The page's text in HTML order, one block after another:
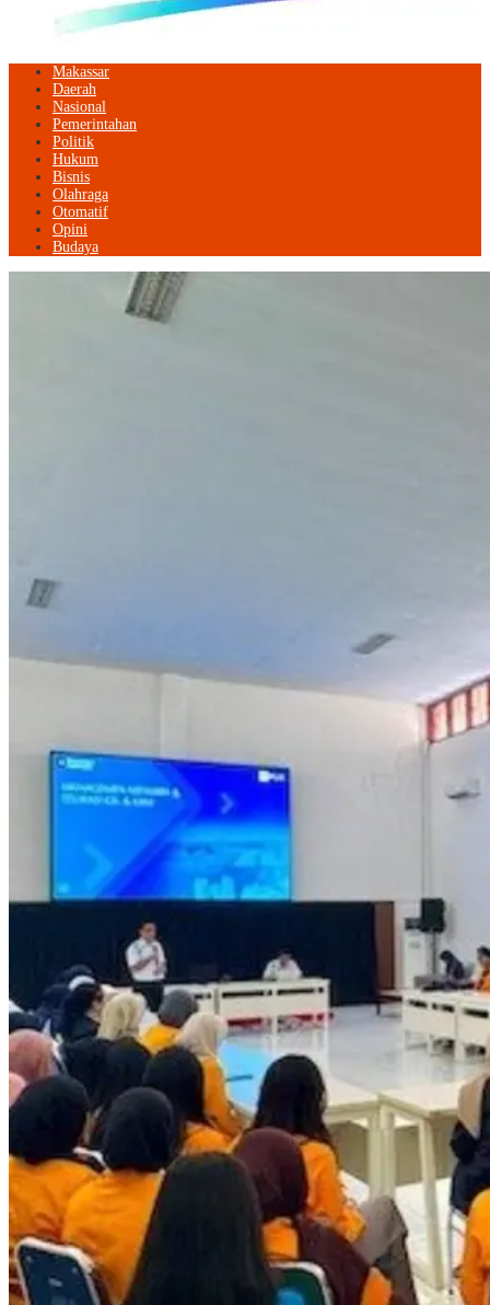
Makassar
Daerah
Nasional
Pemerintahan
Politik
Hukum
Bisnis
Olahraga
Otomatif
Opini
Budaya